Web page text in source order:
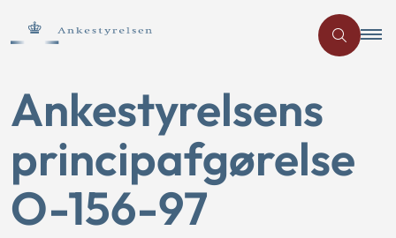
Ankestyrelsens
principafgørelse
O-156-97